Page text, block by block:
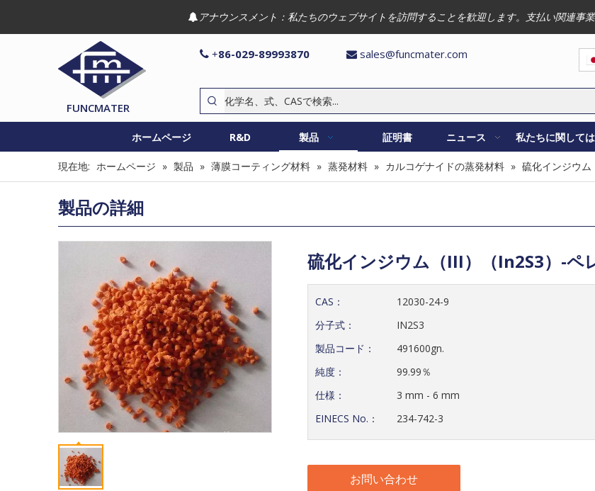
 アナウンスメント：私たちのウェブサイトを訪問することを歓迎します。支払い関連事
FUNCMATER
 +86-029-89993870  sales@funcmater.com
ホームページ R&D 製品 証明書 ニュース 私たちに関しては
現在地: ホームページ » 製品 » 薄膜コーティング材料 » 蒸発材料 » カルコゲナイドの蒸発材料 » 硫化インジウム
製品の詳細
硫化インジウム（III）（In2S3）-ペ
CAS：
12030-24-9
分子式：
IN2S3
製品コード：
491600gn.
純度：
99.99％
仕様：
3 mm - 6 mm
EINECS No.：
234-742-3
お問い合わせ